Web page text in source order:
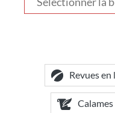
votre
bibliothèque
Revues en
Calames